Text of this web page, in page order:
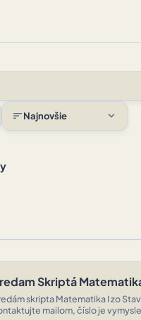
sortNajnovšie expand_more
Skriptá
skripta Matematika I zo
mailom, číslo je